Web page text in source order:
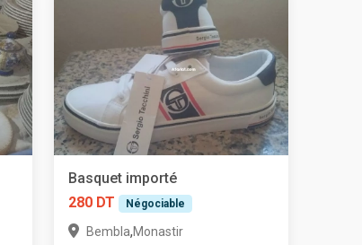
Basquet importé
280 DT
Négociable
Bembla,Monastir